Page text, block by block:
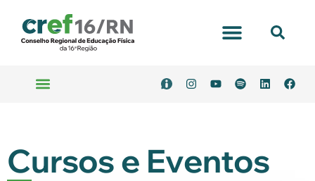
Cursos e Eventos